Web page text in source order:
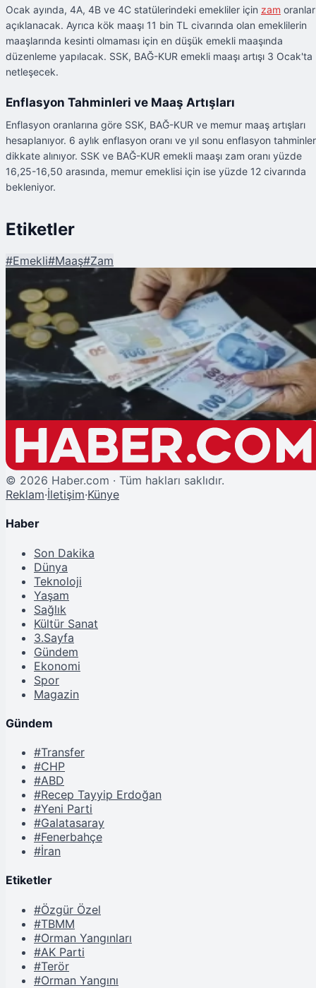
Ocak ayında, 4A, 4B ve 4C statülerindeki emekliler için zam
açıklanacak. Ayrıca kök maaşı 11 bin TL civarında olan emeklilerin
maaşlarında kesinti olmaması için en düşük emekli maaşında
düzenleme yapılacak. SSK, BAĞ-KUR emekli maaşı artışı 3 Ocak'ta
netleşecek.
Enflasyon Tahminleri ve Maaş Artışları
Enflasyon oranlarına göre SSK, BAĞ-KUR ve memur maaş artışları
hesaplanıyor. 6 aylık enflasyon oranı ve yıl sonu enflasyon
dikkate alınıyor. SSK ve BAĞ-KUR emekli maaşı zam oranı yüzde
16,25-16,50 arasında, memur emeklisi için ise yüzde 12 civarında
bekleniyor.
Etiketler
#Emekli#Maaş#Zam
Şu An Okunan
Emekli Zammı İçin Son Rakam Telaffuz Edildi: 2025 Emekli Maaşı Ne Kadar
Olacak?
© 2026 Haber.com · Tüm hakları saklıdır.
Reklam·İletişim·Künye
Haber
Son Dakika
Dünya
Teknoloji
Yaşam
Sağlık
Kültür Sanat
3.Sayfa
Gündem
Ekonomi
Spor
Magazin
Gündem
#Transfer
#CHP
#ABD
#Recep Tayyip Erdoğan
#Yeni Parti
#Galatasaray
#Fenerbahçe
#İran
Etiketler
#Özgür Özel
#TBMM
#Orman Yangınları
#AK Parti
#Terör
#Orman Yangını